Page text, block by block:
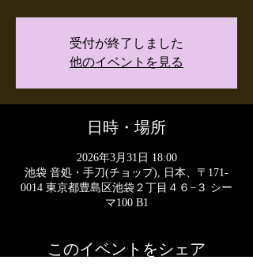
受付が終了しました
他のイベントを見る
日時・場所
2026年3月31日 18:00
池袋 音処・手刀(チョップ), 日本、〒171-
0014 東京都豊島区池袋２丁目４６−３ シー
マ100 B1
このイベントをシェア